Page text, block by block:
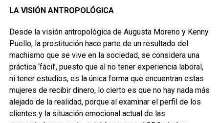
LA VISIÓN ANTROPOLÓGICA
Desde la visión antropológica de Augusta Moreno y Kenny
Puello, la prostitución hace parte de un resultado del
machismo que se vive en la sociedad, se considera una
práctica ‘fácil’, puesto que al no tener experiencia laboral,
ni tener estudios, es la única forma que encuentran estas
mujeres de recibir dinero, lo cierto es que no hay nada más
alejado de la realidad, porque al examinar el perfil de los
clientes y la situación emocional actual de las